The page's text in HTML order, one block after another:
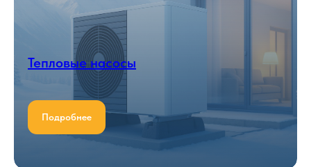
Тепловые насосы
Подробнее